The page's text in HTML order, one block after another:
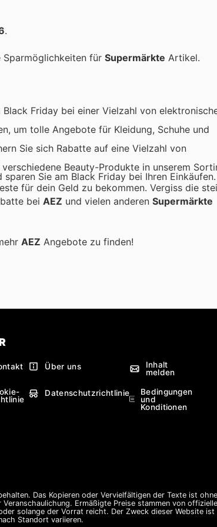
.
für Supermärkte Artikel.
Friday bei einer Vielzahl von
um tolle Angebote für Kleidung, Schuhe und
Sie sich Rabatte auf eine Vielzahl von
Beauty-Produkte in unserem
Sie am Black Friday bei Ihren Einkäufen.
für dein Geld zu bekommen. Vergiss die
bei AEZ und vielen anderen Supermärkte
AEZ Angebote zu finden!
Über uns
Inhalt
melden
Datenschutzrichtlinie
Bedingungen
und
Konditionen
Das Kopieren oder Vervielfältigen der Texte ist
Veranschaulichung. Ermäßigte Preise stammen von
solange der Vorrat reicht. Der Zweck dieser Website
Standort variieren.